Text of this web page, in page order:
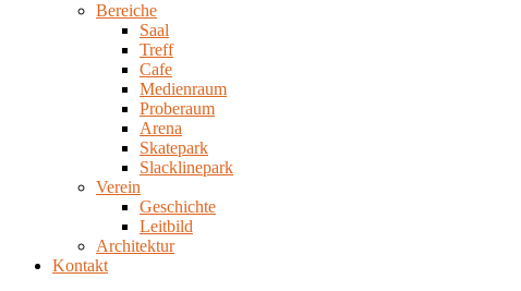
Bereiche
Saal
Treff
Cafe
Medienraum
Proberaum
Arena
Skatepark
Slacklinepark
Verein
Geschichte
Leitbild
Architektur
Kontakt